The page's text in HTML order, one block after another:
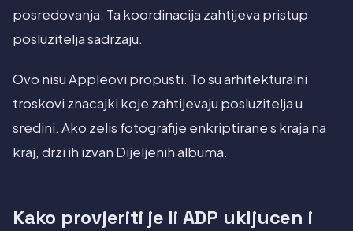
posredovanja. Ta koordinacija zahtijeva pristup
posluzitelja sadrzaju.
Ovo nisu Appleovi propusti. To su arhitekturalni
troskovi znacajki koje zahtijevaju posluzitelja u
sredini. Ako zelis fotografije enkriptirane s kraja na
kraj, drzi ih izvan Dijeljenih albuma.
Kako provjeriti je li ADP ukljucen i